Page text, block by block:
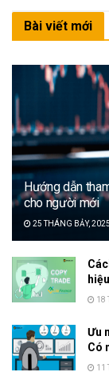
Bài viết mới
Hướng dẫn
cho người mới
25 THÁNG BẢY, 2025
18
Ưu
Có
11